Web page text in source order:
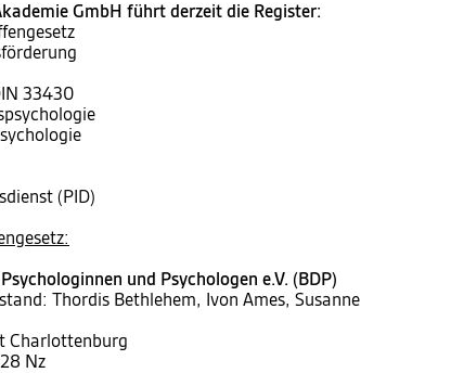
GmbH führt derzeit die Register:
33430
(PID)
und Psychologen e.V. (BDP)
Thordis Bethlehem, Ivon Ames, Susanne
Charlottenburg
Nz